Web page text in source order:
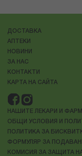
ДОСТАВКА
АПТЕКИ
НОВИНИ
ЗА НАС
КОНТАКТИ
КАРТА НА САЙТА
НАШИТЕ ЛЕКАРИ И
ОБЩИ УСЛОВИЯ И
ПОЛИТИКА ЗА
ФОРМУЛЯР ЗА
КОМИСИЯ ЗА ЗАЩИТА